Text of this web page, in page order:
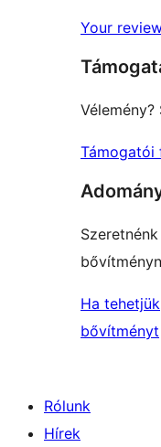
Your
Vélemény?
Támogatói
Ha
bővítményt
Rólunk
Hírek